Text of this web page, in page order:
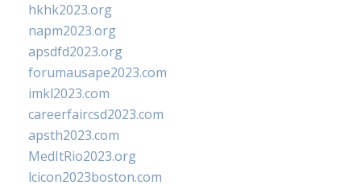
hkhk2023.org
napm2023.org
apsdfd2023.org
forumausape2023.com
imkl2023.com
careerfaircsd2023.com
apsth2023.com
MedItRio2023.org
lcicon2023boston.com